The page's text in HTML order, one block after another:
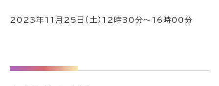
2023年11月25日（土）12時30分～16時00分